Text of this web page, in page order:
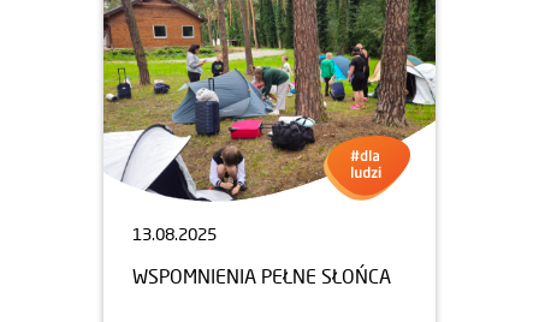
13.08.2025
WSPOMNIENIA PEŁNE SŁOŃCA